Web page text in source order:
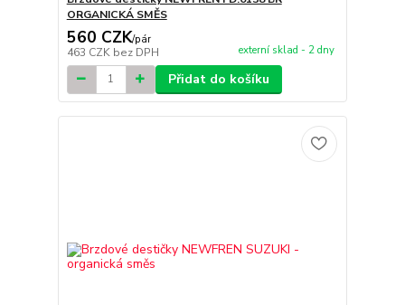
ORGANICKÁ SMĚS
560 CZK/pár
463 CZK bez DPH externí sklad - 2 dny
Přidat do košíku